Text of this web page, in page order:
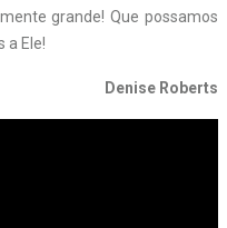
grande! Que possamos
a Ele!
Denise Roberts